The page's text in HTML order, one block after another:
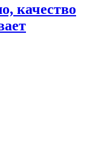
качество